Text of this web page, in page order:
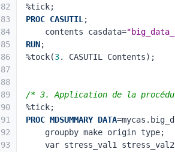
82
%tick;
83
PROC CASUTIL ;
84
    contents casdata=
85
RUN;
86
%tock(3. CASUTIL Contents);
87
88
89
/* 3. Application de la
90
%tick;
91
PROC MDSUMMARY DATA
92
    groupby make origin type;
93
var stress_val1